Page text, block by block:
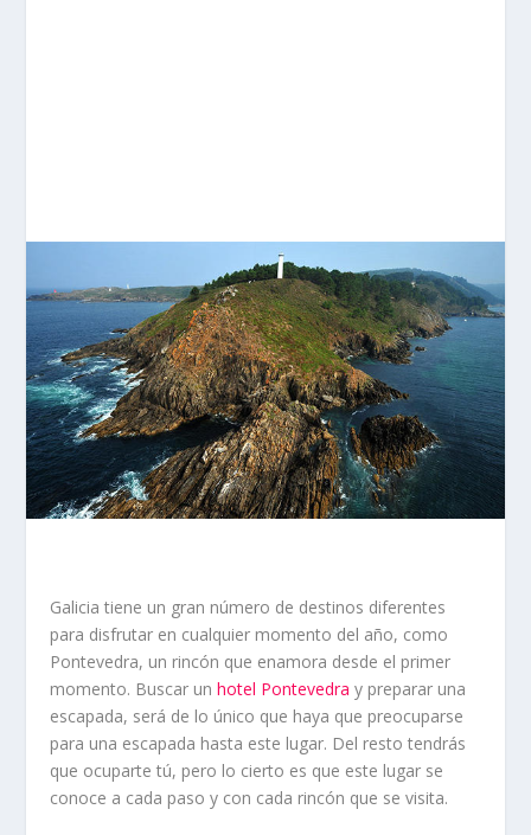
Galicia tiene un gran número de destinos diferentes
para disfrutar en cualquier momento del año, como
Pontevedra, un rincón que enamora desde el primer
momento. Buscar unhotel Pontevedra y preparar una
escapada, será de lo único que haya que preocuparse
para una escapada hasta este lugar. Del resto tendrás
que ocuparte tú, pero lo cierto es que este lugar se
conoce a cada paso y con cada rincón que se visita.